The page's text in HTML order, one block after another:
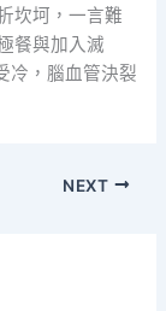
坎坷，一言難
餐與加入滅
冷，腦血管決裂
NEXT